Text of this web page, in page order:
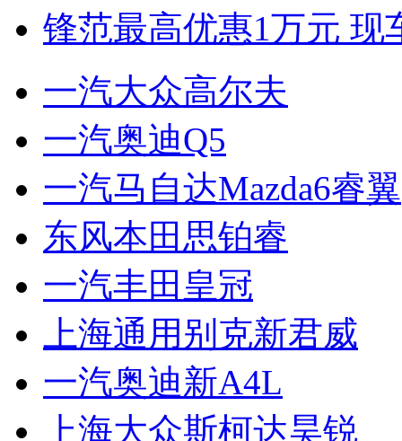
锋范最高优惠1万元 现
一汽大众高尔夫
一汽奥迪Q5
一汽马自达Mazda6睿翼
东风本田思铂睿
一汽丰田皇冠
上海通用别克新君威
一汽奥迪新A4L
上海大众斯柯达昊锐